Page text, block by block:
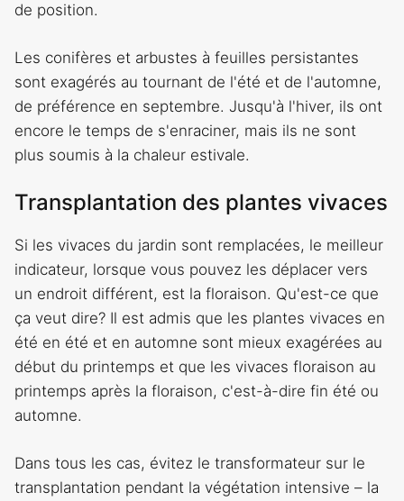
de position.
Les conifères et arbustes à feuilles persistantes
sont exagérés au tournant de l'été et de l'automne,
de préférence en septembre. Jusqu'à l'hiver, ils ont
encore le temps de s'enraciner, mais ils ne sont
plus soumis à la chaleur estivale.
Transplantation des plantes vivaces
Si les vivaces du jardin sont remplacées, le meilleur
indicateur, lorsque vous pouvez les déplacer vers
un endroit différent, est la floraison. Qu'est-ce que
ça veut dire? Il est admis que les plantes vivaces en
été en été et en automne sont mieux exagérées au
début du printemps et que les vivaces floraison au
printemps après la floraison, c'est-à-dire fin été ou
automne.
Dans tous les cas, évitez le transformateur sur le
transplantation pendant la végétation intensive – la